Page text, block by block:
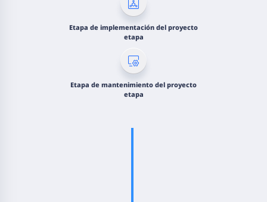
Etapa de implementación del proyecto
etapa
Etapa de mantenimiento del proyecto
etapa